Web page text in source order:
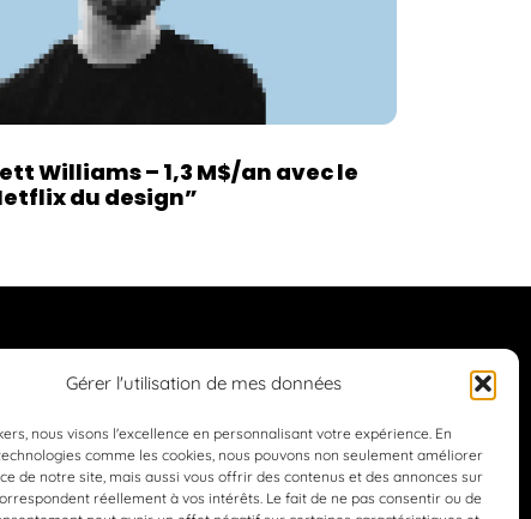
Gérer l'utilisation de mes données
nous visons l'excellence en personnalisant votre expérience. En
comme les cookies, nous pouvons non seulement améliorer
de notre site, mais aussi vous offrir des contenus et des annonces sur
réellement à vos intérêts. Le fait de ne pas consentir ou de
Williams – 1,3 M$/an avec le
du design”